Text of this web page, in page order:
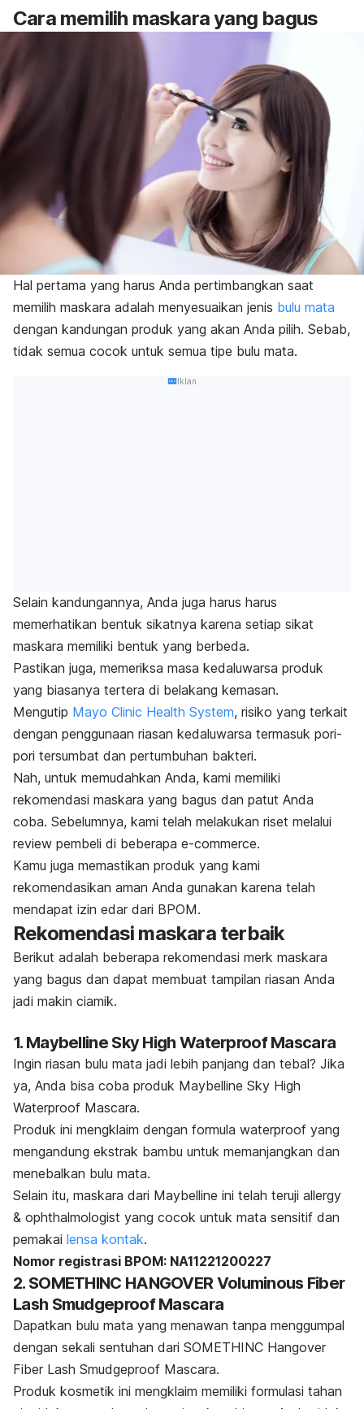
Cara memilih maskara yang bagus
Hal pertama yang harus Anda pertimbangkan saat
memilih maskara adalah menyesuaikan jenis bulu mata
dengan kandungan produk yang akan Anda pilih. Sebab,
tidak semua cocok untuk semua tipe bulu mata.
Iklan
Selain kandungannya, Anda juga harus harus
memerhatikan bentuk sikatnya karena setiap sikat
maskara memiliki bentuk yang berbeda.
Pastikan juga, memeriksa masa kedaluwarsa produk
yang biasanya tertera di belakang kemasan.
Mengutip Mayo Clinic Health System, risiko yang terkait
dengan penggunaan riasan kedaluwarsa termasuk pori-
pori tersumbat dan pertumbuhan bakteri.
Nah, untuk memudahkan Anda, kami memiliki
rekomendasi maskara yang bagus dan patut Anda
coba. Sebelumnya, kami telah melakukan riset melalui
review pembeli di beberapa e-commerce.
Kamu juga memastikan produk yang kami
rekomendasikan aman Anda gunakan karena telah
mendapat izin edar dari BPOM.
Rekomendasi maskara terbaik
Berikut adalah beberapa rekomendasi merk maskara
yang bagus dan dapat membuat tampilan riasan Anda
jadi makin ciamik.
1. Maybelline Sky High Waterproof Mascara
Ingin riasan bulu mata jadi lebih panjang dan tebal? Jika
ya, Anda bisa coba produk Maybelline Sky High
Waterproof Mascara.
Produk ini mengklaim dengan formula waterproof yang
mengandung ekstrak bambu untuk memanjangkan dan
menebalkan bulu mata.
Selain itu, maskara dari Maybelline ini telah teruji allergy
& ophthalmologist yang cocok untuk mata sensitif dan
pemakai lensa kontak.
Nomor registrasi BPOM: NA11221200227
2. SOMETHINC HANGOVER Voluminous Fiber
Lash Smudgeproof Mascara
Dapatkan bulu mata yang menawan tanpa menggumpal
dengan sekali sentuhan dari SOMETHINC Hangover
Fiber Lash Smudgeproof Mascara.
Produk kosmetik ini mengklaim memiliki formulasi tahan